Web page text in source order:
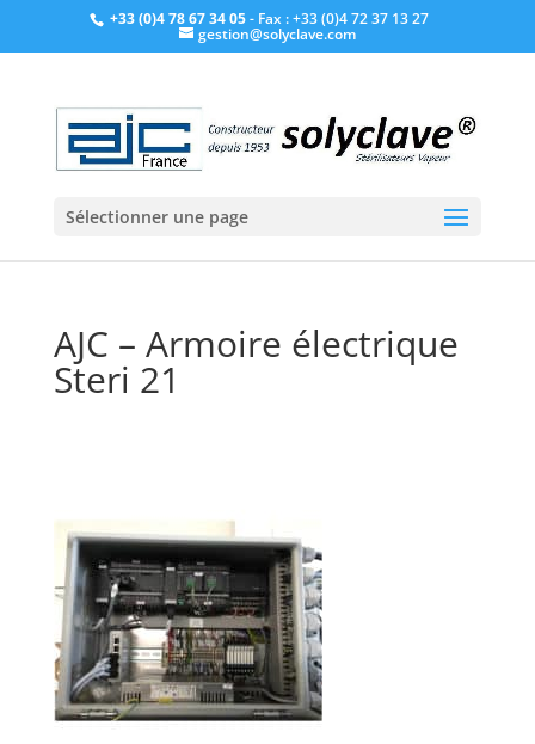
+33 (0)4 78 67 34 05- Fax : +33 (0)4 72 37 13 27
gestion@solyclave.com
Sélectionner une page
AJC – Armoire électrique
Steri 21